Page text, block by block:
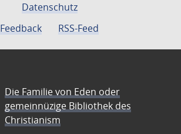
Datenschutz
Feedback
RSS-Feed
Die Familie von Eden oder
gemeinnüzige Bibliothek des
Christianism